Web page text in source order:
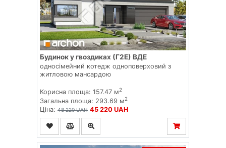
Будинок у гвоздиках (Г2Е) ВДЕ
односімейний котедж одноповерховий з
житловою мансардою
Корисна площа: 157.47 м2
Загальна площа: 293.69 м2
Ціна: 48 220 UAH 45 220 UAH